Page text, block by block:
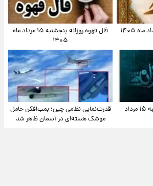
فال قهوه روزانه پنجشنبه ۱۵ مرداد ماه
۱۴۰۵
فال روزانه واقعی پنجشنبه ۱۵ مرداد
قدرت‌نمایی نظامی چین؛ بمب‌افکن حامل
موشک هسته‌ای در آسمان ظاهر شد